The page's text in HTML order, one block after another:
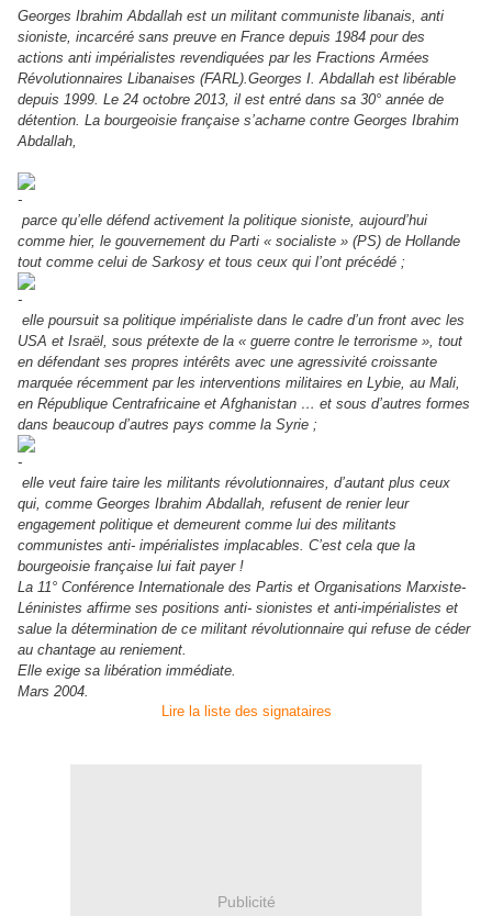
Georges Ibrahim Abdallah est un militant communiste libanais, anti
sioniste, incarcéré sans preuve en France depuis 1984 pour des
actions anti impérialistes revendiquées par les Fractions Armées
Révolutionnaires Libanaises (FARL).Georges I. Abdallah est libérable
depuis 1999. Le 24 octobre 2013, il est entré dans sa 30° année de
détention. La bourgeoisie française s’acharne contre Georges Ibrahim
Abdallah,
parce qu’elle défend activement la politique sioniste, aujourd’hui
comme hier, le gouvernement du Parti « socialiste » (PS) de Hollande
tout comme celui de Sarkosy et tous ceux qui l’ont précédé ;
elle poursuit sa politique impérialiste dans le cadre d’un front avec les
USA et Israël, sous prétexte de la « guerre contre le terrorisme », tout
en défendant ses propres intérêts avec une agressivité croissante
marquée récemment par les interventions militaires en Lybie, au Mali,
en République Centrafricaine et Afghanistan … et sous d’autres formes
dans beaucoup d’autres pays comme la Syrie ;
elle veut faire taire les militants révolutionnaires, d’autant plus ceux
qui, comme Georges Ibrahim Abdallah, refusent de renier leur
engagement politique et demeurent comme lui des militants
communistes anti- impérialistes implacables. C’est cela que la
bourgeoisie française lui fait payer !
La 11° Conférence Internationale des Partis et Organisations Marxiste-
Léninistes affirme ses positions anti- sionistes et anti-impérialistes et
salue la détermination de ce militant révolutionnaire qui refuse de céder
au chantage au reniement.
Elle exige sa libération immédiate.
Mars 2004.
Lire la liste des signataires
Publicité